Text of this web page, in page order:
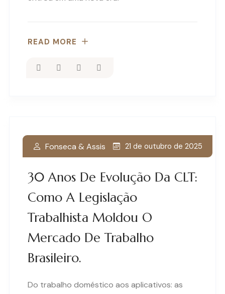
READ MORE
30 Anos De Evolução Da CLT:
Como A Legislação
Trabalhista Moldou O
Mercado De Trabalho
Brasileiro.
Fonseca & Assis 21 de outubro de 2025
Do trabalho doméstico aos aplicativos: as